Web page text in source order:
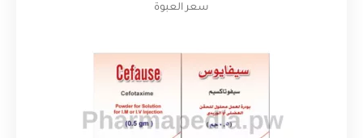
سعر العبوة